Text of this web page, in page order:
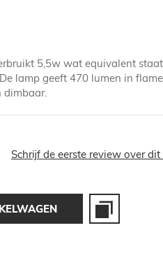
5,5w wat equivalent
lamp geeft 470 lumen in flame
dimbaar.
Schrijf de eerste review over